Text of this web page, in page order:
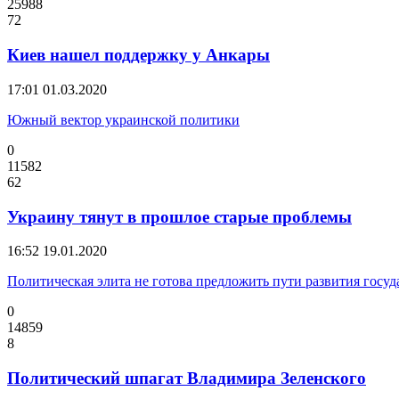
25988
72
Киев нашел поддержку у Анкары
17:01 01.03.2020
Южный вектор украинской политики
0
11582
62
Украину тянут в прошлое старые проблемы
16:52 19.01.2020
Политическая элита не готова предложить пути развития
0
14859
8
Политический шпагат Владимира Зеленского